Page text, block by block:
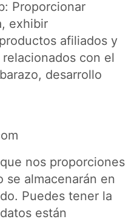
Proporcionar
exhibir
afiliados y
con el
desarrollo
nos proporciones
almacenarán en
Puedes tener la
están